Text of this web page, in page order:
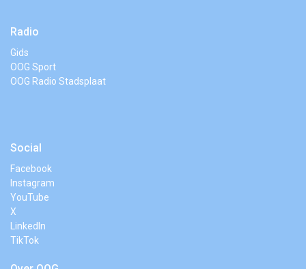
Radio
Gids
OOG Sport
OOG Radio Stadsplaat
Social
Facebook
Instagram
YouTube
X
LinkedIn
TikTok